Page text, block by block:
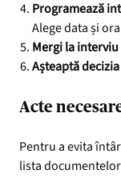
Programează
Alege data și
Mergi la
Așteaptă
Acte
Pentru a evita
lista